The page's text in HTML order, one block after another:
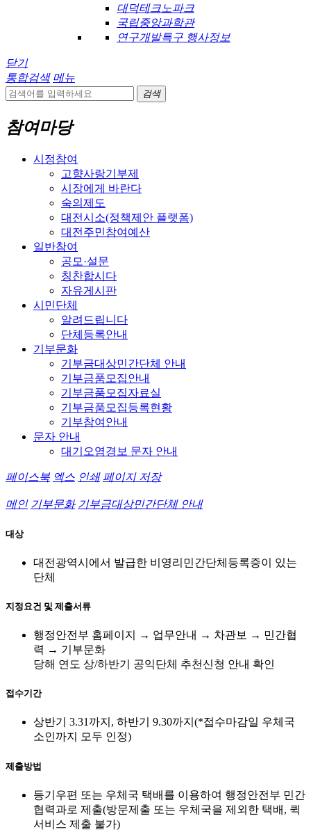
대덕테크노파크
국립중앙과학관
연구개발특구 행사정보
닫기
통합검색 메뉴
검색
참여마당
시정참여
고향사랑기부제
시장에게 바란다
숙의제도
대전시소(정책제안 플랫폼)
대전주민참여예산
일반참여
공모·설문
칭찬합시다
자유게시판
시민단체
알려드립니다
단체등록안내
기부문화
기부금대상민간단체 안내
기부금품모집안내
기부금품모집자료실
기부금품모집등록현황
기부참여안내
문자 안내
대기오염경보 문자 안내
페이스북 엑스 인쇄 페이지 저장
메인 기부문화 기부금대상민간단체 안내
대상
대전광역시에서 발급한 비영리민간단체등록증이 있는
단체
지정요건 및 제출서류
행정안전부 홈페이지 → 업무안내 → 차관보 → 민간협
력 → 기부문화
당해 연도 상/하반기 공익단체 추천신청 안내 확인
접수기간
상반기 3.31까지, 하반기 9.30까지(*접수마감일 우체국
소인까지 모두 인정)
제출방법
등기우편 또는 우체국 택배를 이용하여 행정안전부 민간
협력과로 제출(방문제출 또는 우체국을 제외한 택배, 퀵
서비스 제출 불가)